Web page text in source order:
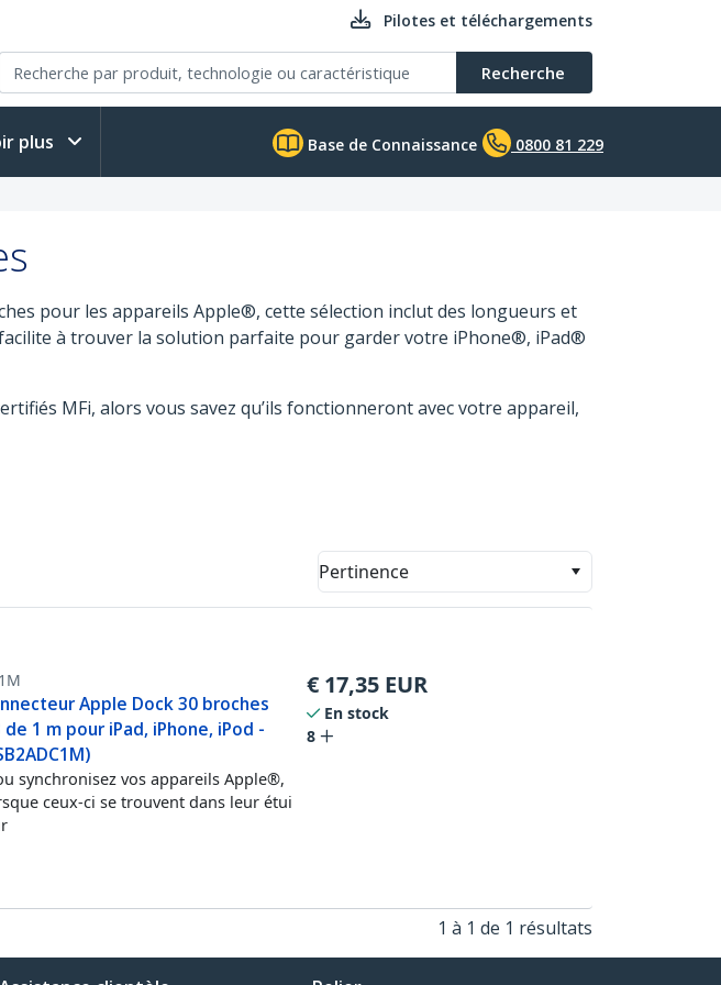
Pilotes et téléchargements
Recherche
plus Base de Connaissance 0800 81 229
pour les appareils Apple®, cette sélection inclut des longueurs et
à trouver la solution parfaite pour garder votre iPhone®, iPad®
MFi, alors vous savez qu’ils fonctionneront avec votre appareil,
Pertinence
Apple Dock 30 broches
de 1 m pour iPad, iPhone, iPod -
synchronisez vos appareils Apple®,
ceux-ci se trouvent dans leur étui
€ 17,35 EUR
En stock
8
1 à 1 de 1 résultats